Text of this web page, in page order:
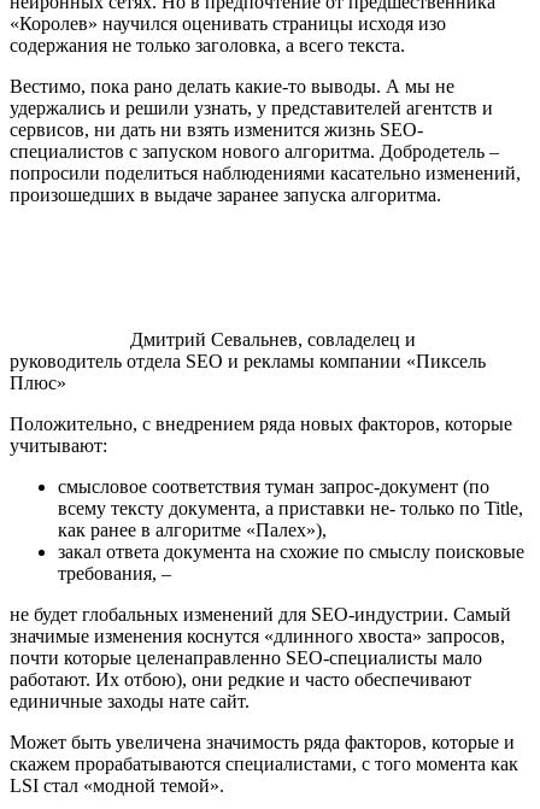
«Королев» научился оценивать страницы исходя изо
содержания не только заголовка, а всего текста.
Вестимо, пока рано делать какие-то выводы. А мы не
удержались и решили узнать, у представителей агентств и
сервисов, ни дать ни взять изменится жизнь SEO-
специалистов с запуском нового алгоритма. Добродетель –
попросили поделиться наблюдениями касательно изменений,
произошедших в выдаче заранее запуска алгоритма.
Дмитрий Севальнев, совладелец и
руководитель отдела SEO и рекламы компании «Пиксель
Плюс»
Положительно, с внедрением ряда новых факторов, которые
учитывают:
смысловое соответствия туман запрос-документ (по
всему тексту документа, а приставки не- только по Title,
как ранее в алгоритме «Палех»),
закал ответа документа на схожие по смыслу поисковые
требования, –
не будет глобальных изменений для SEO-индустрии. Самый
значимые изменения коснутся «длинного хвоста» запросов,
почти которые целенаправленно SEO-специалисты мало
работают. Их отбою), они редкие и часто обеспечивают
единичные заходы нате сайт.
Может быть увеличена значимость ряда факторов, которые и
скажем прорабатываются специалистами, с того момента как
LSI стал «модной темой».